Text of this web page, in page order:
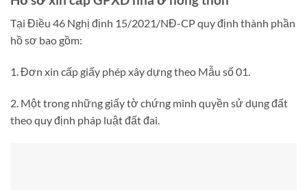
Tại Điều 46 Nghị định 15/2021/NĐ-CP quy định thành phần
hồ sơ bao gồm:
1. Đơn xin cấp giấy phép xây dựng theo Mẫu số 01.
2. Một trong những giấy tờ chứng minh quyền sử dụng đất
theo quy định pháp luật đất đai.